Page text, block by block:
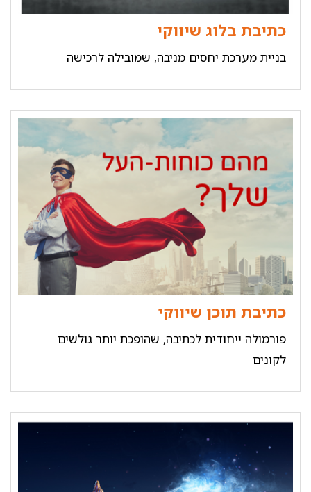
כתיבת בלוג שיווקי
בניית מערכת יחסים מניבה, שמובילה לרכישה
כתיבת תוכן שיווקי
פורמולה ייחודית לכתיבה, שהופכת יותר גולשים
לקונים